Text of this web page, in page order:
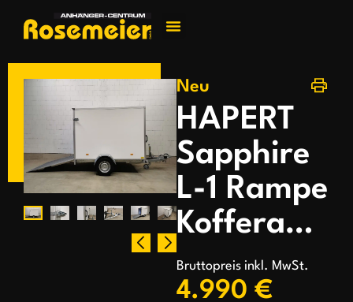
Neu
HAPERT
Sapphire
L-1 Rampe
Kofferanhänger
Bruttopreis inkl. MwSt.
4.990 €